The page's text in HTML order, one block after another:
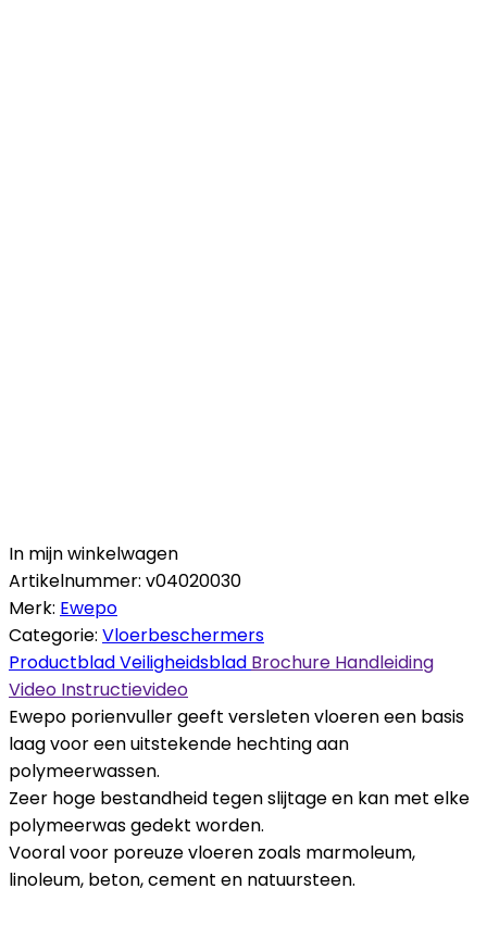
In mijn winkelwagen
Artikelnummer: v04020030
Merk: Ewepo
Categorie: Vloerbeschermers
ProductbladVeiligheidsblad Brochure Handleiding
Video Instructievideo
Ewepo porienvuller geeft versleten vloeren een basis
laag voor een uitstekende hechting aan
polymeerwassen.
Zeer hoge bestandheid tegen slijtage en kan met elke
polymeerwas gedekt worden.
Vooral voor poreuze vloeren zoals marmoleum,
linoleum, beton, cement en natuursteen.